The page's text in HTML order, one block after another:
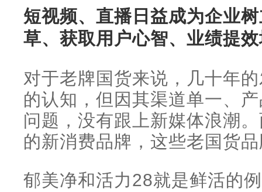
短视频、直播日益成为企业
草、获取用户心智、业绩提
对于老牌国货来说，几十年
的认知，但因其渠道单一、
问题，没有跟上新媒体浪潮
的新消费品牌，这些老国货
郁美净和活力28就是鲜活的